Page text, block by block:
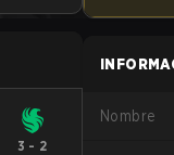
3 - 2
Nombre